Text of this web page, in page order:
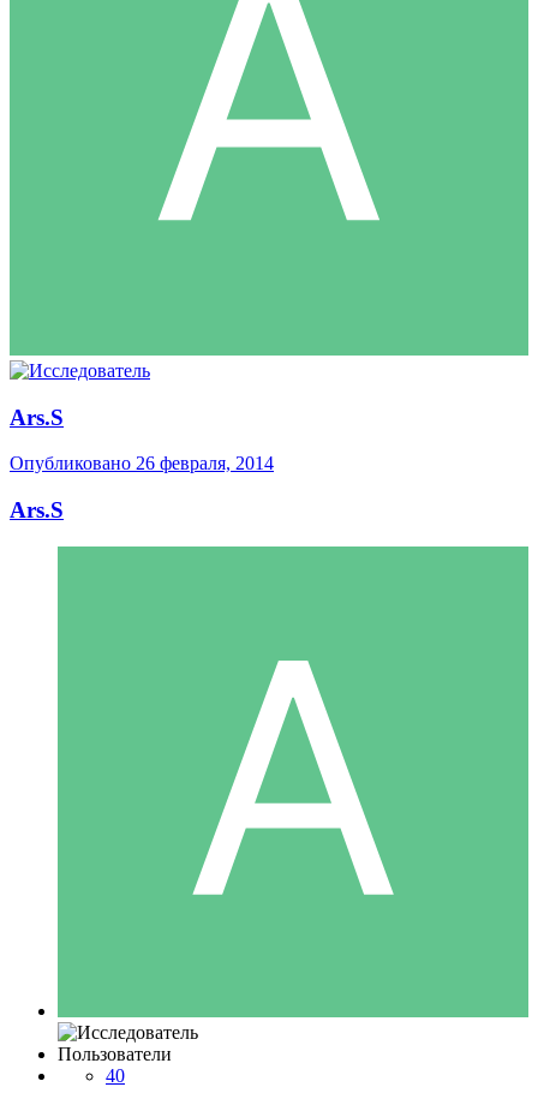
Ars.S
Опубликовано 26 февраля, 2014
Ars.S
Пользователи
40